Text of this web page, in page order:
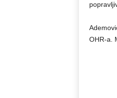
OHR-a.